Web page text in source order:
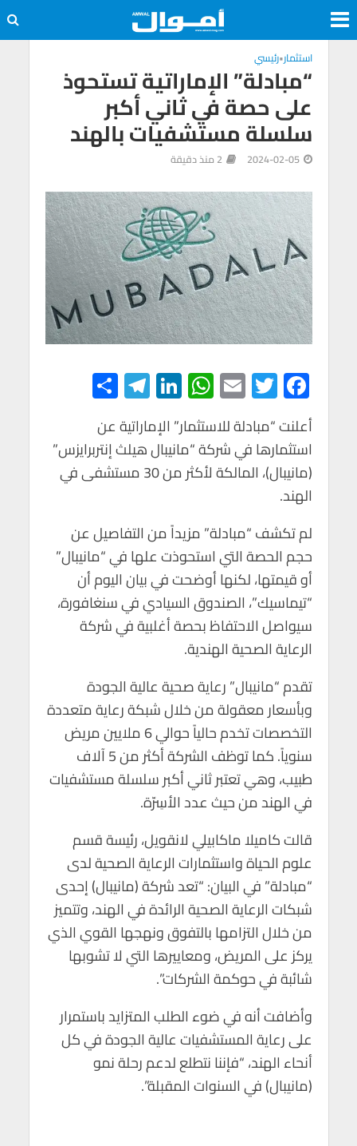
استثمار•رئيسي
“مبادلة” الإماراتية تستحوذ
على حصة في ثاني أكبر
سلسلة مستشفيات بالهند
2024-02-05 2 منذ دقيقة
F
ac
e
b
o
o
k
T
wi
tt
er
E
m
ail
W
h
at
s
A
p
Li
n
ke
dI
n
Te
le
gr
a
m
ar
e
أعلنت “مبادلة للاستثمار” الإماراتية عن
استثمارها في شركة “مانيبال هيلث إنتربرايزس”
(مانيبال)، المالكة لأكثر من 30 مستشفى في
الهند.
لم تكشف “مبادلة” مزيداً من التفاصيل عن
حجم الحصة التي استحوذت علها في “مانيبال”
أو قيمتها، لكنها أوضحت في بيان اليوم أن
“تيماسيك”، الصندوق السيادي في سنغافورة،
سيواصل الاحتفاظ بحصة أغلبية في شركة
الرعاية الصحية الهندية.
تقدم “مانيبال” رعاية صحية عالية الجودة
وبأسعار معقولة من خلال شبكة رعاية متعددة
التخصصات تخدم حالياً حوالي 6 ملايين مريض
سنوياً. كما توظف الشركة أكثر من 5 آلاف
طبيب، وهي تعتبر ثاني أكبر سلسلة مستشفيات
في الهند من حيث عدد الأسِرّة.
قالت كاميلا ماكابيلي لانقويل، رئيسة قسم
علوم الحياة واستثمارات الرعاية الصحية لدى
“مبادلة” في البيان: “تعد شركة (مانيبال) إحدى
شبكات الرعاية الصحية الرائدة في الهند، وتتميز
من خلال التزامها بالتفوق ونهجها القوي الذي
يركز على المريض، ومعاييرها التي لا تشوبها
شائبة في حوكمة الشركات”.
وأضافت أنه في ضوء الطلب المتزايد باستمرار
على رعاية المستشفيات عالية الجودة في كل
أنحاء الهند، “فإننا نتطلع لدعم رحلة نمو
(مانيبال) في السنوات المقبلة”.